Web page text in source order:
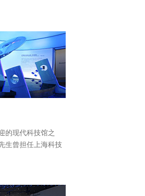
的现代科技馆之
生曾担任上海科技